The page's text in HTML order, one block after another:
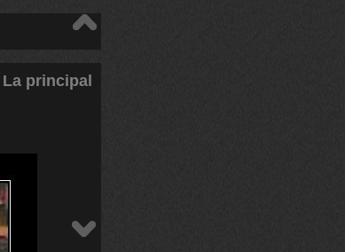
La principal